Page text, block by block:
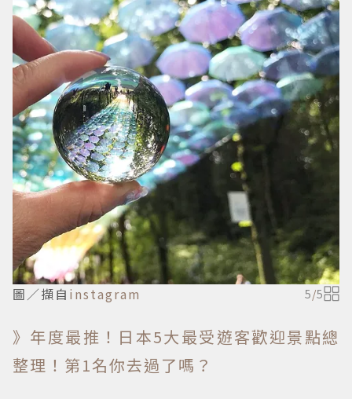
圖／擷自 instagram 5/5
》年度最推！日本5大最受遊客歡迎景點總
整理！第1名你去過了嗎？